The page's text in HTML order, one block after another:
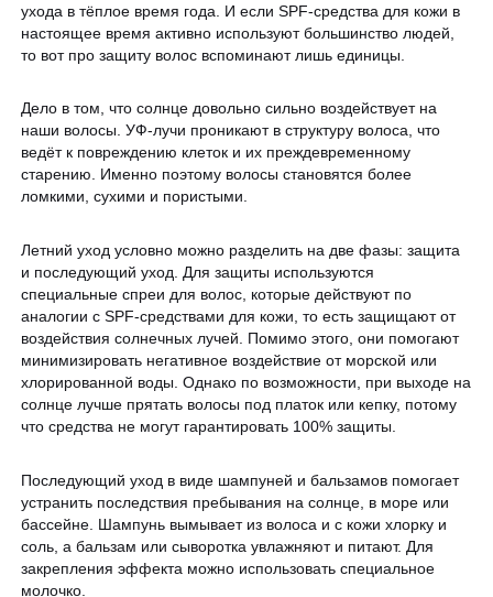
ухода в тёплое время года. И если SPF-средства для кожи в
настоящее время активно используют большинство людей,
то вот про защиту волос вспоминают лишь единицы.
Дело в том, что солнце довольно сильно воздействует на
наши волосы. УФ-лучи проникают в структуру волоса, что
ведёт к повреждению клеток и их преждевременному
старению. Именно поэтому волосы становятся более
ломкими, сухими и пористыми.
Летний уход условно можно разделить на две фазы: защита
и последующий уход. Для защиты используются
специальные спреи для волос, которые действуют по
аналогии с SPF-средствами для кожи, то есть защищают от
воздействия солнечных лучей. Помимо этого, они помогают
минимизировать негативное воздействие от морской или
хлорированной воды. Однако по возможности, при выходе на
солнце лучше прятать волосы под платок или кепку, потому
что средства не могут гарантировать 100% защиты.
Последующий уход в виде шампуней и бальзамов помогает
устранить последствия пребывания на солнце, в море или
бассейне. Шампунь вымывает из волоса и с кожи хлорку и
соль, а бальзам или сыворотка увлажняют и питают. Для
закрепления эффекта можно использовать специальное
молочко.